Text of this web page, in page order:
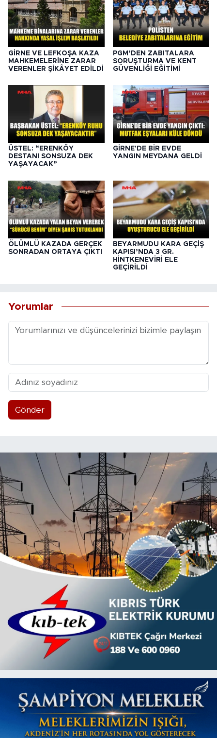
GİRNE VE LEFKOŞA KAZA
MAHKEMELERİNE ZARAR
VERENLER ŞİKÂYET EDİLDİ
PGM’DEN ZABITALARA
SORUŞTURMA VE KENT
GÜVENLİĞİ EĞİTİMİ
ÜSTEL: “ERENKÖY
DESTANI SONSUZA DEK
YAŞAYACAK”
GİRNE'DE BİR EVDE
YANGIN MEYDANA GELDİ
ÖLÜMLÜ KAZADA GERÇEK
SONRADAN ORTAYA ÇIKTI
BEYARMUDU KARA GEÇİŞ
KAPISI’NDA 3 GR.
HİNTKENEVİRİ ELE
GEÇİRİLDİ
Yorumlar
Gönder